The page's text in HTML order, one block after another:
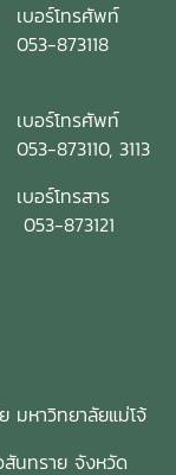
เบอร์โทรศัพท์
053-873118
เบอร์โทรศัพท์
053-873110, 3113
เบอร์โทรสาร
053-873121
มหาวิทยาลัยแม่โจ้
นทราย จังหวัด